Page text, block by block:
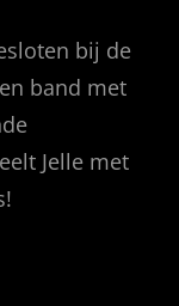
bij de
band met
Jelle met